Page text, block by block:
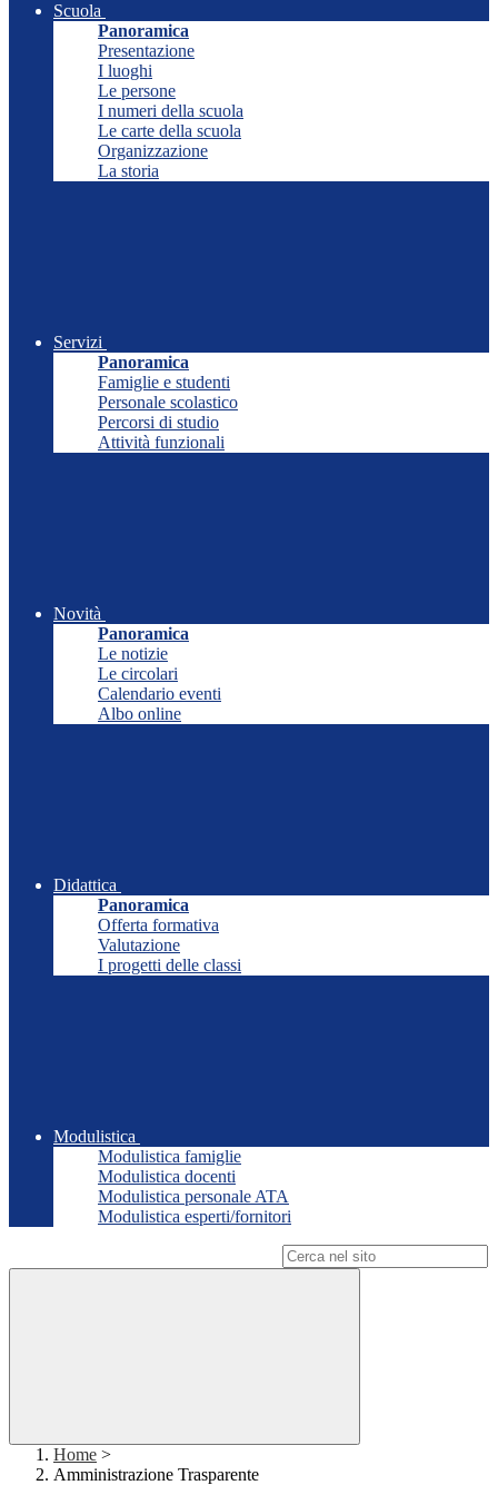
Scuola
Panoramica
Presentazione
I luoghi
Le persone
I numeri della scuola
Le carte della scuola
Organizzazione
La storia
Servizi
Panoramica
Famiglie e studenti
Personale scolastico
Percorsi di studio
Attività funzionali
Novità
Panoramica
Le notizie
Le circolari
Calendario eventi
Albo online
Didattica
Panoramica
Offerta formativa
Valutazione
I progetti delle classi
Modulistica
Modulistica famiglie
Modulistica docenti
Modulistica personale ATA
Modulistica esperti/fornitori
Home >
Amministrazione Trasparente